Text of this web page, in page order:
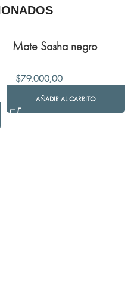
Mate Sasha negro
$79.000,00
AÑADIR AL CARRITO